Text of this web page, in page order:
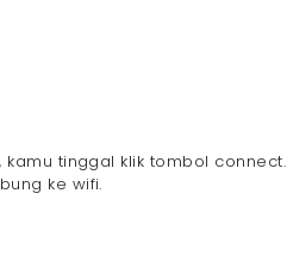
tinggal klik tombol connect.
ke wifi.